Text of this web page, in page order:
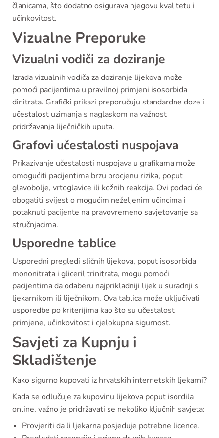
članicama, što dodatno osigurava njegovu kvalitetu i
učinkovitost.
Vizualne Preporuke
Vizualni vodiči za doziranje
Izrada vizualnih vodiča za doziranje lijekova može
pomoći pacijentima u pravilnoj primjeni isosorbida
dinitrata. Grafički prikazi preporučuju standardne doze i
učestalost uzimanja s naglaskom na važnost
pridržavanja liječničkih uputa.
Grafovi učestalosti nuspojava
Prikazivanje učestalosti nuspojava u grafikama može
omogućiti pacijentima brzu procjenu rizika, poput
glavobolje, vrtoglavice ili kožnih reakcija. Ovi podaci će
obogatiti svijest o mogućim neželjenim učincima i
potaknuti pacijente na pravovremeno savjetovanje sa
stručnjacima.
Usporedne tablice
Usporedni pregledi sličnih lijekova, poput isosorbida
mononitrata i gliceril trinitrata, mogu pomoći
pacijentima da odaberu najprikladniji lijek u suradnji s
ljekarnikom ili liječnikom. Ova tablica može uključivati
usporedbe po kriterijima kao što su učestalost
primjene, učinkovitost i cjelokupna sigurnost.
Savjeti za Kupnju i
Skladištenje
Kako sigurno kupovati iz hrvatskih internetskih ljekarni?
Kada se odlučuje za kupovinu lijekova poput isordila
online, važno je pridržavati se nekoliko ključnih savjeta:
Provjeriti da li ljekarna posjeduje potrebne licence.